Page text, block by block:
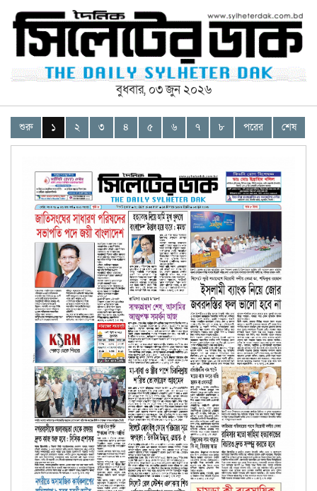
বুধবার, ০৩ জুন ২০২৬
শুরু ১ ২ ৩ ৪ ৫ ৬ ৭ ৮ পরের শেষ